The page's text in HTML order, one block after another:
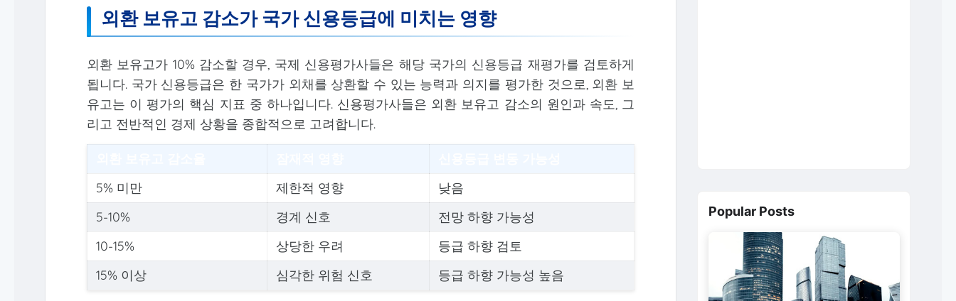
외환 보유고 감소가 국가 신용등급에 미치는 영향
외환 보유고가 10% 감소할 경우, 국제 신용평가사들은 해당 국가의 신용등급 재평가를 검토하게
됩니다. 국가 신용등급은 한 국가가 외채를 상환할 수 있는 능력과 의지를 평가한 것으로, 외환 보
유고는 이 평가의 핵심 지표 중 하나입니다. 신용평가사들은 외환 보유고 감소의 원인과 속도, 그
리고 전반적인 경제 상황을 종합적으로 고려합니다.
5% 미만
제한적 영향
낮음
5-10%
경계 신호
전망 하향 가능성
10-15%
상당한 우려
등급 하향 검토
15% 이상
심각한 위험 신호 등급 하향 가능성 높음
Popular Posts